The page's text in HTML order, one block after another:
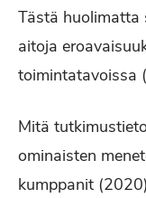
Tästä huolimatta
aitoja
toimintatavoissa
Mitä
ominaisten
kumppanit